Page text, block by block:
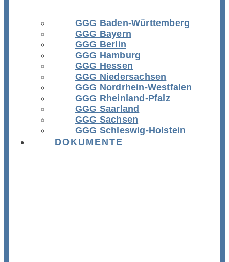
GGG Baden-Württemberg
GGG Bayern
GGG Berlin
GGG Hamburg
GGG Hessen
GGG Niedersachsen
GGG Nordrhein-Westfalen
GGG Rheinland-Pfalz
GGG Saarland
GGG Sachsen
GGG Schleswig-Holstein
DOKUMENTE